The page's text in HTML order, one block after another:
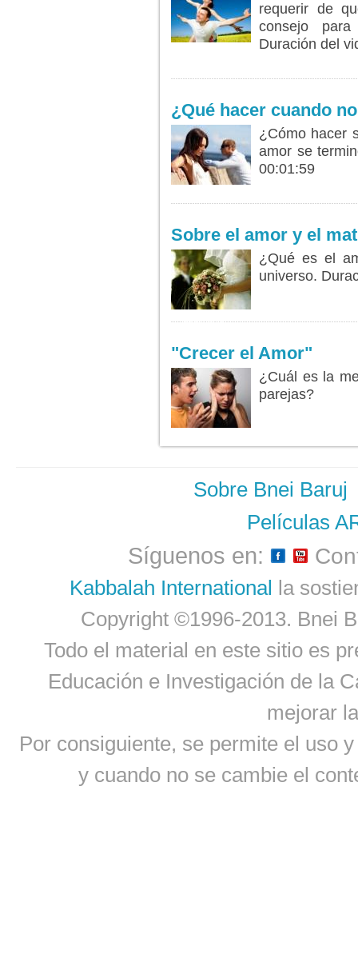
requerir de
consejo
Duración del
¿Qué hacer cuando
¿Cómo hacer
amor se
00:01:59
Sobre el amor y el
¿Qué es el
universo.
"Crecer el Amor"
¿Cuál es la
parejas?
Sobre Bnei Baruj
Películas
Síguenos en:
Kabbalah International la
Copyright ©1996-2013. Bnei
Todo el material en este sitio es
Educación e Investigación de la
mejorar
Por consiguiente, se permite el uso
y cuando no se cambie el